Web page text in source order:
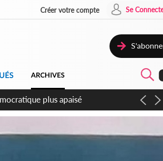
Créer votre compte Se
ARCHIVES
du samedi